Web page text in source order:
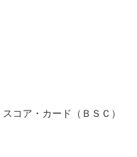
コア・カード（ＢＳＣ）